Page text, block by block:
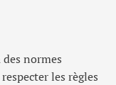
normes
les règles